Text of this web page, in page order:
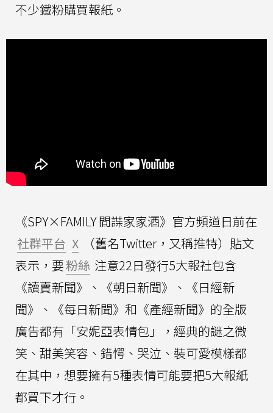
不少鐵粉購買報紙。
《SPY×FAMILY 間諜家家酒》官方頻道日前在
社群平台 X
（舊名Twitter，又稱推特）貼文
表示，要粉絲 注意22日發行5大報社包含
《讀賣新聞》、《朝日新聞》、《日經新
聞》、《每日新聞》和《產經新聞》的全版
廣告都有「安妮亞表情包」，經典的謎之微
笑、甜美笑容、錯愕、哭泣、裝可愛模樣都
在其中，想要擁有5種表情可能要把5大報紙
都買下才行。